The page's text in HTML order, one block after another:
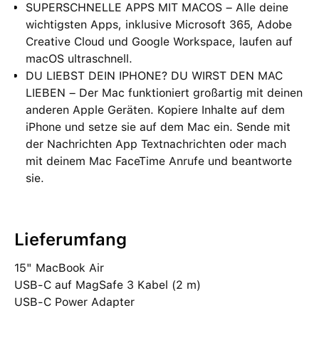
SUPERSCHNELLE APPS MIT MACOS – Alle deine
wichtigsten Apps, inklusive Microsoft 365, Adobe
Creative Cloud und Google Workspace, laufen auf
macOS ultraschnell.
DU LIEBST DEIN IPHONE? DU WIRST DEN MAC
LIEBEN – Der Mac funktioniert großartig mit deinen
anderen Apple Geräten. Kopiere Inhalte auf dem
iPhone und setze sie auf dem Mac ein. Sende mit
der Nachrichten App Textnachrichten oder mach
mit deinem Mac FaceTime Anrufe und beantworte
sie.
Lieferumfang
15" MacBook Air
USB‑C auf MagSafe 3 Kabel (2 m)
USB‑C Power Adapter